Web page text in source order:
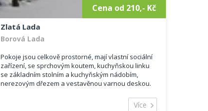
Cena od 210,- Kč
Zlatá Lada
Borová Lada
Pokoje jsou celkově prostorné, mají vlastní sociální
zařízení, se sprchovým koutem, kuchyňskou linku
se základním stolním a kuchyňským nádobím,
nerezovým dřezem a vestavěnou varnou deskou.
Více